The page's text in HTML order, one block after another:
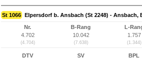
St 1066 Elpersdorf b. Ansbach (St 2248) - Ansbach,
Nr.
4.702
(4.704)
B-Rang
10.042
(7.638)
L-
1.757
(1.344)
DTV
SV
BPL